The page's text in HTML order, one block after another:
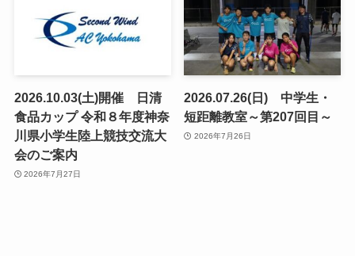
2026.10.03(土)開催 日清
食品カップ 令和８年度神奈
川県小学生陸上競技交流大
会のご案内
2026年7月27日
2026.07.26(日) 中学生・
短距離教室～第207回目～
2026年7月26日